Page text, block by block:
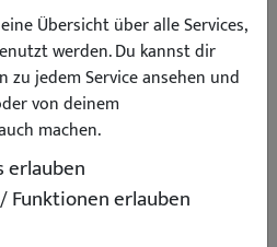
kompletten Versandkosten
auf "Versand" klicken, dann
die produktspezifischen
19% MwSt.
Übersicht über alle Services,
werden. Du kannst dir
jedem Service ansehen und
von deinem
machen.
erlauben
Funktionen erlauben